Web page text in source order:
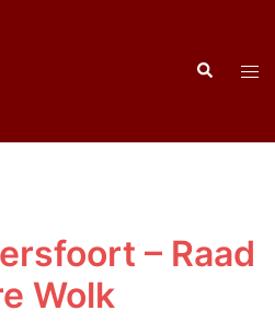
Zoeken
– Raad
Wolk